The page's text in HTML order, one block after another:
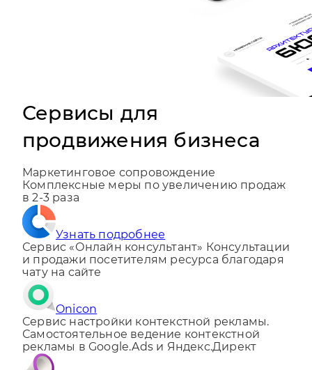
Сервисы для
продвижения бизнеса
Комплексные меры по увеличению продаж
в 2-3 раза
Сервис «Онлайн консультант»
и продажи посетителям ресурса благодаря
чату на сайте
Сервис настройки контекстной рекламы.
Самостоятельное ведение контекстной
рекламы в Google.Ads и Яндекс.Директ